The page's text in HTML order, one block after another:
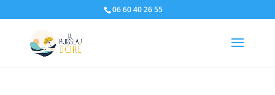
06 60 40 26 55